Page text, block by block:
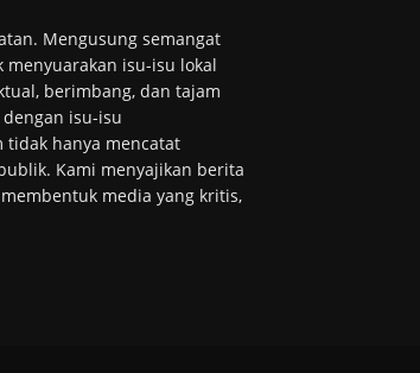
Mengusung semangat
isu-isu lokal
berimbang, dan tajam
isu-isu
tidak hanya mencatat
Kami menyajikan berita
media yang kritis,